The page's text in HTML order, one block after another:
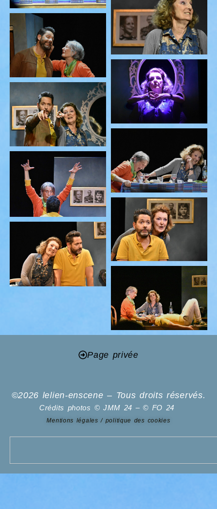
Page privée
©2026 lelien-enscene – Tous droits réservés.
Crédits photos © JMM 24 – © FO 24
Mentions légales / politique des cookies